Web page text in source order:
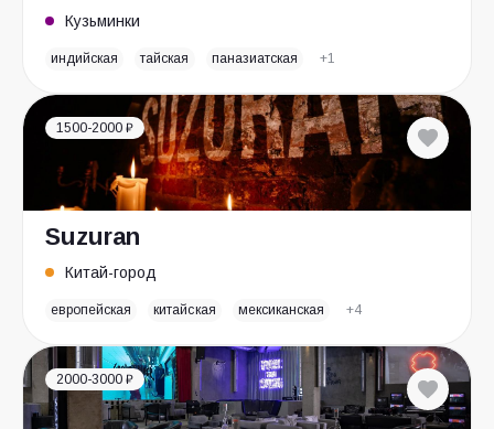
Кузьминки
индийская тайская паназиатская +1
1500-2000 ₽
Suzuran
Китай-город
европейская китайская мексиканская +4
2000-3000 ₽